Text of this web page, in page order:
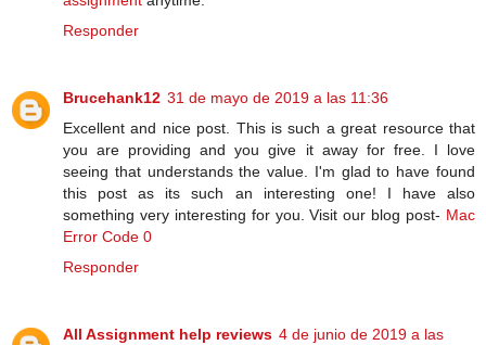
Responder
Brucehank12 31 de mayo de 2019 a las 11:36
Excellent and nice post. This is such a great resource that
you are providing and you give it away for free. I love
seeing that understands the value. I'm glad to have found
this post as its such an interesting one! I have also
something very interesting for you. Visit our blog post- Mac
Error Code 0
Responder
All Assignment help reviews 4 de junio de 2019 a las